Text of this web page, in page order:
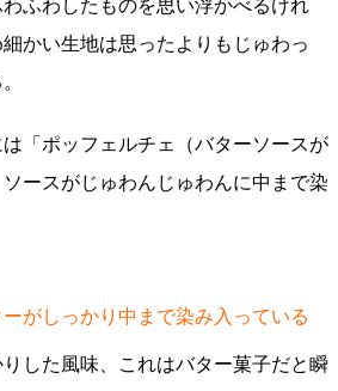
ふわしたものを思い浮かべるけれ
かい生地は思ったよりもじゅわっ
「ポッフェルチェ（バターソースが
ースがじゅわんじゅわんに中まで染
がしっかり中まで染み入っている
した風味、これはバター菓子だと瞬